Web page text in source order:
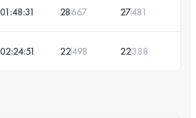
01:48:31 28667 27481
02:24:51 22498 22388